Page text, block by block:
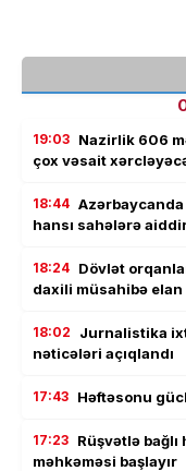
19:03 Nazirlik 606
çox vəsait
18:44
hansı sahələrə
18:24 Dövlət
daxili müsahibə
18:02
Jurnalistika
nəticələri açıqlandı
17:43 Həftəsonu
17:23 Rüşvətlə
məhkəməsi başlayır